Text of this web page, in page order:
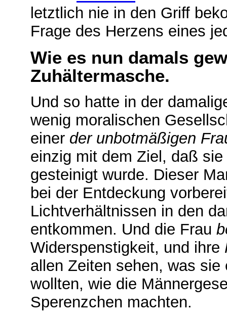
letztlich nie in den Griff
Frage des Herzens eines
Wie es nun damals
Zuhältermasche.
Und so hatte in der
wenig moralischen
einer der unbotmäßigen
einzig mit dem Ziel, daß
gesteinigt wurde. Dieser
bei der Entdeckung
Lichtverhältnissen in den
entkommen. Und die Frau
Widerspenstigkeit, und ihre
allen Zeiten sehen, was
wollten, wie die
Sperenzchen machten.